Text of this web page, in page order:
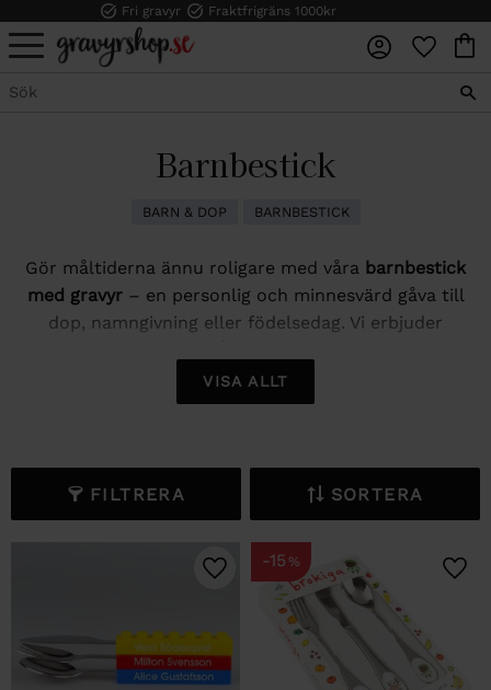
Meny
Fri gravyr Fraktfrigräns 1000kr
Barnbestick
BARN & DOP BARNBESTICK
Gör måltiderna ännu roligare med våra barnbestick
med gravyr– en personlig och minnesvärd gåva till
dop, namngivning eller födelsedag. Vi erbjuder
få barnets namn ingraverat utan extra kostnad.
VISA ALLT
FILTRERA SORTERA
Lägg till i favoriter
15 %